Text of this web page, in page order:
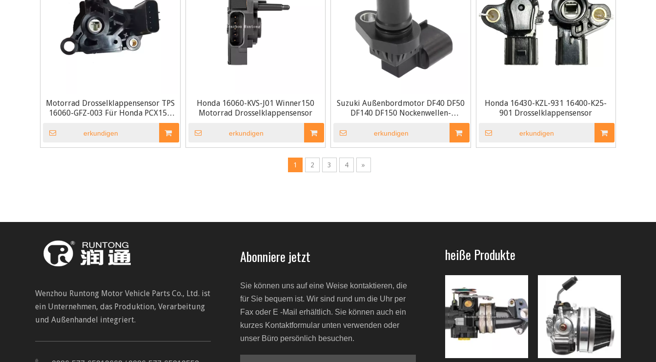
Motorrad Drosselklappensensor TPS
16060-GFZ-003 Für Honda PCX150
erkundigen
Honda 16060-KVS-J01 Winner150
Motorrad Drosselklappensensor
erkundigen
Suzuki Außenbordmotor DF40 DF50
DF140 DF150 Nockenwellen-
erkundigen
Honda 16430-KZL-931 16400-K25-
901 Drosselklappensensor
erkundigen
1 2 3 4 »
Wenzhou Runtong Motor Vehicle Parts Co., Ltd. ist
ein Unternehmen, das Produktion, Verarbeitung
und Außenhandel integriert.
Abonniere jetzt
Sie können uns auf eine Weise kontaktieren, die
für Sie bequem ist. Wir sind rund um die Uhr per
Fax oder E -Mail erhältlich. Sie können auch ein
kurzes Kontaktformular unten verwenden oder
unser Büro persönlich besuchen.
heiße Produkte